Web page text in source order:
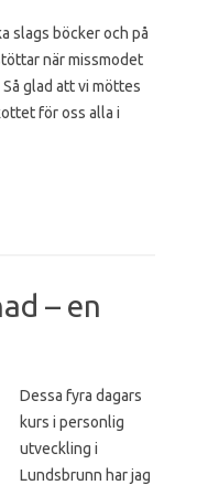
slags böcker och på
när missmodet
glad att vi möttes
för oss alla i
– en
Dessa fyra dagars
kurs i personlig
utveckling i
Lundsbrunn har jag